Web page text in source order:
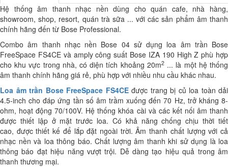
Hệ thống âm thanh nhạc nền dùng cho quán cafe, nhà hàng,
showroom, shop, resort, quán trà sữa ... với các sản phẩm âm thanh
chính hãng đến từ Bose Professional.
Combo âm thanh nhạc nền Bose 04 sử dụng loa âm trần Bose
FreeSpace FS4CE và amply công suất Bose IZA 190 High Z phù hợp
cho khu vực trong nhà, có diện tích khoảng 20m2... là một hệ thống
âm thanh chính hãng giá rẻ, phù hợp với nhiều nhu cầu khác nhau.
Loa âm trần Bose FreeSpace FS4CEđược trang bị củ loa toàn dải
4.5-inch cho đáp ứng tần số âm trầm xuống đến 70 Hz, trở kháng 8-
ohm, hoạt động 70/100V. Hệ thống khóa cài và các kết nối âm thanh
được thiết lập ở mặt trước loa. Có khả năng chống chịu thời tiết
cao, được thiết kế để lắp đặt ngoài trời. Âm thanh chất lượng với cả
nhạc nền và loa thông báo. Chất lượng âm thanh khi sử dụng là loa
thông báo đạt hiệu năng vượt trội. Dễ dàng tạo hiệu quả trong âm
thanh thương mại.